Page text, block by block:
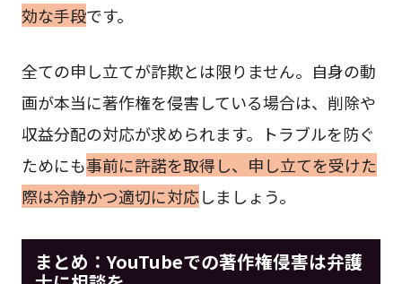
効な手段です。
全ての申し立てが詐欺とは限りません。自身の動
画が本当に著作権を侵害している場合は、削除や
収益分配の対応が求められます。トラブルを防ぐ
ためにも事前に許諾を取得し、申し立てを受けた
際は冷静かつ適切に対応しましょう。
まとめ：YouTubeでの著作権侵害は弁護